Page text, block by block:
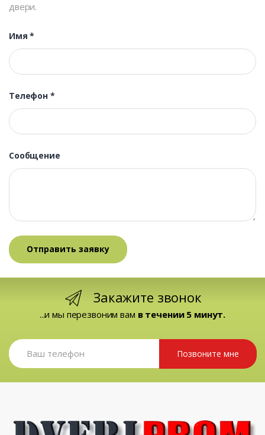
двери.
Имя*
Телефон *
Сообщение
Закажите звонок
...и мы перезвоним вам в течении 5 минут.
Позвоните мне